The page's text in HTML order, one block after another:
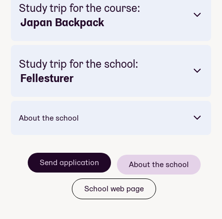
Study trip for the course:
Japan Backpack
Study trip for the school:
Fellesturer
About the school
Send application About the school
School web page